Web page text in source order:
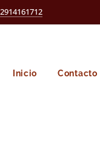
2914161712
Inicio Contacto